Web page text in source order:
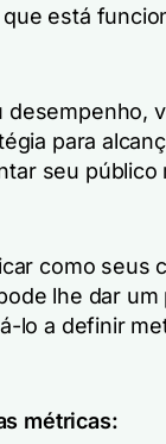
está
desempenho,
para
seu público
como seus
lhe dar um
lo a definir
métricas: